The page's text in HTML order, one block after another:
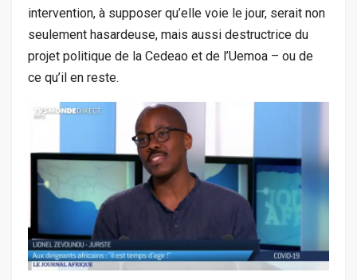
intervention, à supposer qu’elle voie le jour, serait non
seulement hasardeuse, mais aussi destructrice du
projet politique de la Cedeao et de l’Uemoa – ou de
ce qu’il en reste.